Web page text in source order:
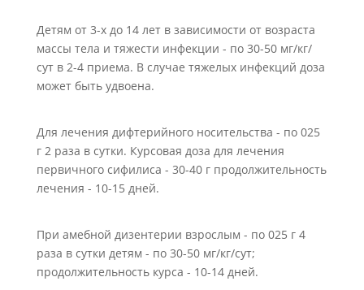
Детям от 3-х до 14 лет в зависимости от возраста
массы тела и тяжести инфекции - по 30-50 мг/кг/
сут в 2-4 приема. В случае тяжелых инфекций доза
может быть удвоена.
Для лечения дифтерийного носительства - по 025
г 2 раза в сутки. Курсовая доза для лечения
первичного сифилиса - 30-40 г продолжительность
лечения - 10-15 дней.
При амебной дизентерии взрослым - по 025 г 4
раза в сутки детям - по 30-50 мг/кг/сут;
продолжительность курса - 10-14 дней.